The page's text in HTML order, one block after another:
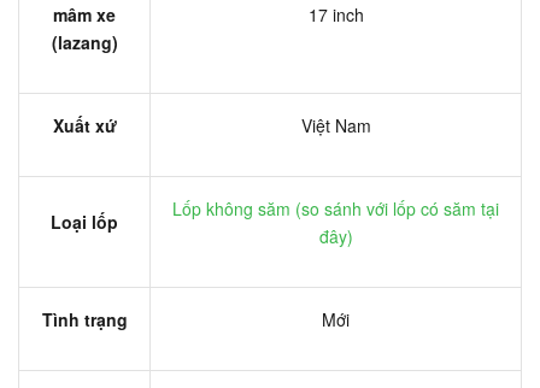
mâm xe
(lazang)
17 inch
Xuất xứ Việt Nam
Loại lốp
Lốp không săm (so sánh với lốp có săm tại
đây)
Tình trạng Mới